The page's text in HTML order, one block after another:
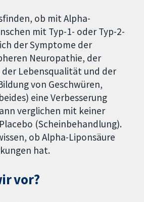
ob mit Alpha-
mit Typ-1- oder Typ-2-
der Symptome der
Neuropathie, der
Lebensqualität und der
von Geschwüren,
eine Verbesserung
verglichen mit keiner
(Scheinbehandlung).
ob Alpha-Liponsäure
hat.
vor?